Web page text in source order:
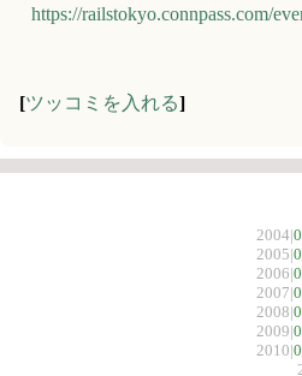
https://railstokyo.connpass.com/
[ツッコミを入れる]
2004|
2005|
2006|
2007|
2008|
2009|
2010|